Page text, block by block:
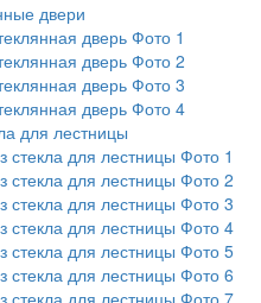
двери
дверь Фото 1
дверь Фото 2
дверь Фото 3
дверь Фото 4
для лестницы
стекла для лестницы Фото 1
стекла для лестницы Фото 2
стекла для лестницы Фото 3
стекла для лестницы Фото 4
стекла для лестницы Фото 5
стекла для лестницы Фото 6